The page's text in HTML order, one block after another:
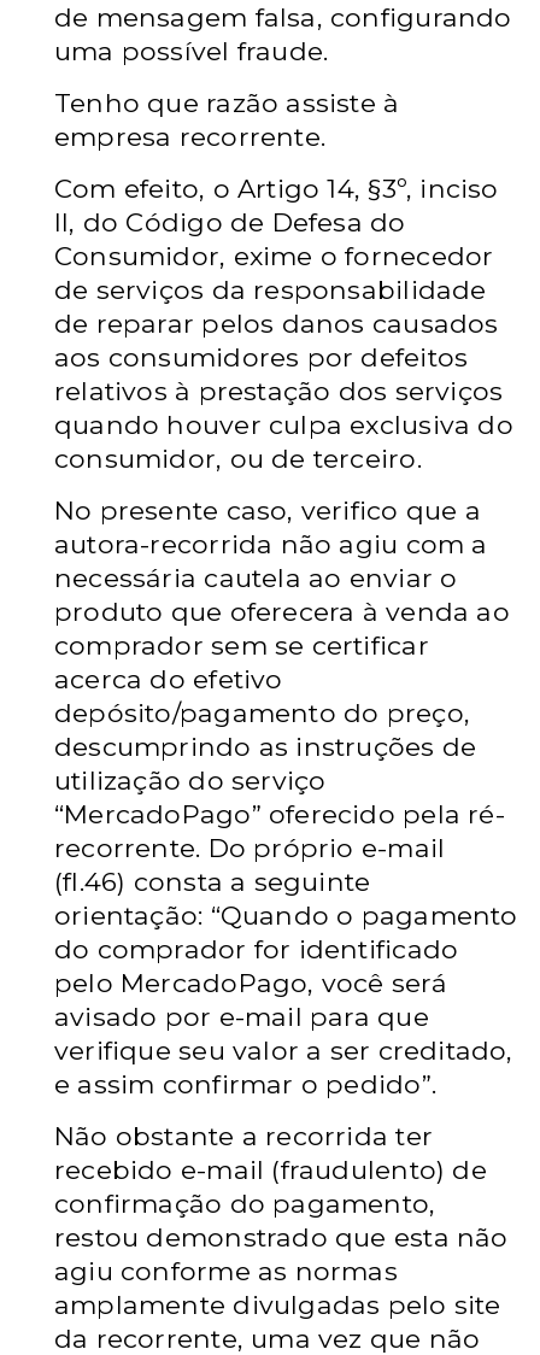
de mensagem falsa, configurando
uma possível fraude.
Tenho que razão assiste à
empresa recorrente.
Com efeito, o Artigo 14, §3º, inciso
II, do Código de Defesa do
Consumidor, exime o fornecedor
de serviços da responsabilidade
de reparar pelos danos causados
aos consumidores por defeitos
relativos à prestação dos serviços
quando houver culpa exclusiva do
consumidor, ou de terceiro.
No presente caso, verifico que a
autora-recorrida não agiu com a
necessária cautela ao enviar o
produto que oferecera à venda ao
comprador sem se certificar
acerca do efetivo
depósito/pagamento do preço,
descumprindo as instruções de
utilização do serviço
“MercadoPago” oferecido pela ré-
recorrente. Do próprio e-mail
(fl.46) consta a seguinte
orientação: “Quando o pagamento
do comprador for identificado
pelo MercadoPago, você será
avisado por e-mail para que
verifique seu valor a ser creditado,
e assim confirmar o pedido”.
Não obstante a recorrida ter
recebido e-mail (fraudulento) de
confirmação do pagamento,
restou demonstrado que esta não
agiu conforme as normas
amplamente divulgadas pelo site
da recorrente, uma vez que não